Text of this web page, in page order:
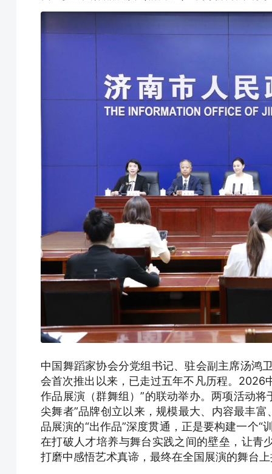
中国舞蹈家协会分党组书记、驻会副主席汤鸿
会首次推出以来，已走过五年不凡历程。2026
作品展演（群舞组）”的联动举办。两项活动
尖舞者”品牌创立以来，规模最大、内容最丰
品展演的“出作品”深度贯通，正是要构建一个
在打破人才培养与舞台实践之间的壁垒，让青
打磨中感悟艺术真谛，最终在全国展演的舞台